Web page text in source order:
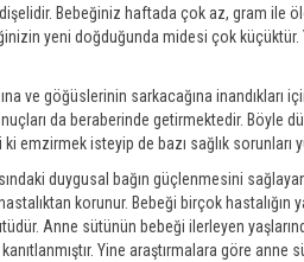
Bebeğiniz haftada çok az, gram ile
yeni doğduğunda midesi çok
ve göğüslerinin sarkacağına
da beraberinde getirmektedir. Böyle
emzirmek isteyip de bazı sağlık
duygusal bağın güçlenmesini
korunur. Bebeği birçok hastalığın
Anne sütünün bebeği ilerleyen
Yine araştırmalara göre